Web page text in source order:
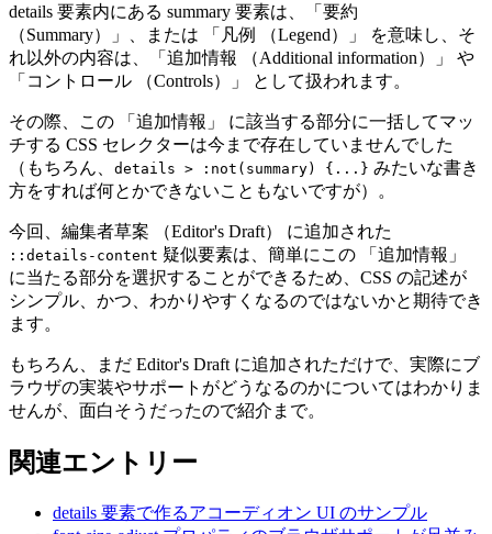
details 要素内にある summary 要素は、「要約
（Summary）」、または 「凡例 （Legend）」 を意味し、そ
れ以外の内容は、「追加情報 （Additional information）」 や
「コントロール （Controls）」 として扱われます。
その際、この 「追加情報」 に該当する部分に一括してマッ
チする CSS セレクターは今まで存在していませんでした
（もちろん、 details > :not(summary) {...} みたいな書き
方をすれば何とかできないこともないですが）。
今回、編集者草案 （Editor's Draft） に追加された
::details-content 疑似要素は、簡単にこの 「追加情報」
に当たる部分を選択することができるため、CSS の記述が
シンプル、かつ、わかりやすくなるのではないかと期待でき
ます。
もちろん、まだ Editor's Draft に追加されただけで、実際にブ
ラウザの実装やサポートがどうなるのかについてはわかりま
せんが、面白そうだったので紹介まで。
関連エントリー
details 要素で作るアコーディオン UI のサンプル